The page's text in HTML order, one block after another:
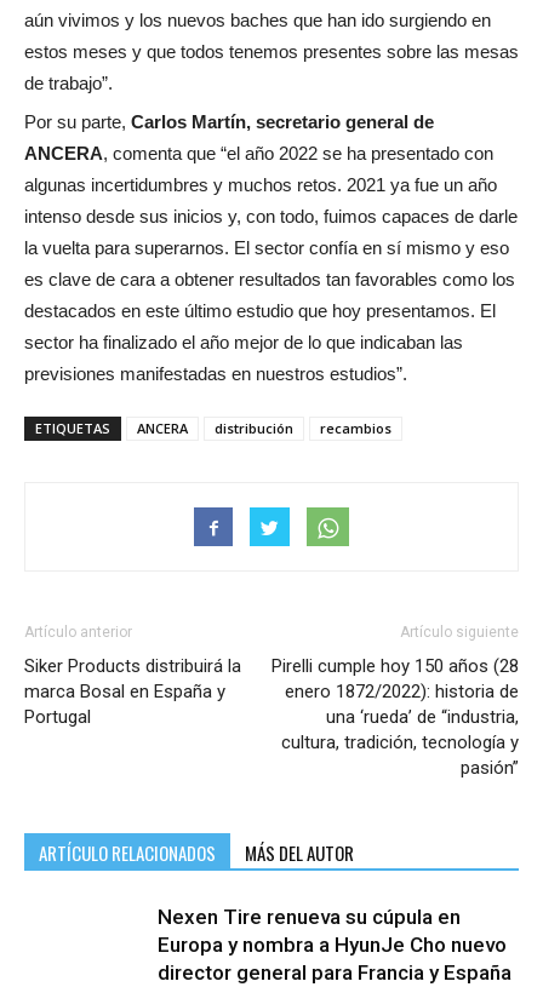
aún vivimos y los nuevos baches que han ido surgiendo en
estos meses y que todos tenemos presentes sobre las mesas
de trabajo”.
Por su parte, Carlos Martín, secretario general de
ANCERA, comenta que “el año 2022 se ha presentado con
algunas incertidumbres y muchos retos. 2021 ya fue un año
intenso desde sus inicios y, con todo, fuimos capaces de darle
la vuelta para superarnos. El sector confía en sí mismo y eso
es clave de cara a obtener resultados tan favorables como los
destacados en este último estudio que hoy presentamos. El
sector ha finalizado el año mejor de lo que indicaban las
previsiones manifestadas en nuestros estudios”.
ETIQUETAS ANCERA distribución recambios
Artículo anterior
Siker Products distribuirá la
marca Bosal en España y
Portugal
Artículo siguiente
Pirelli cumple hoy 150 años (28
enero 1872/2022): historia de
una ‘rueda’ de “industria,
cultura, tradición, tecnología y
pasión”
ARTÍCULO RELACIONADOS MÁS DEL AUTOR
Nexen Tire renueva su cúpula en
Europa y nombra a HyunJe Cho nuevo
director general para Francia y España